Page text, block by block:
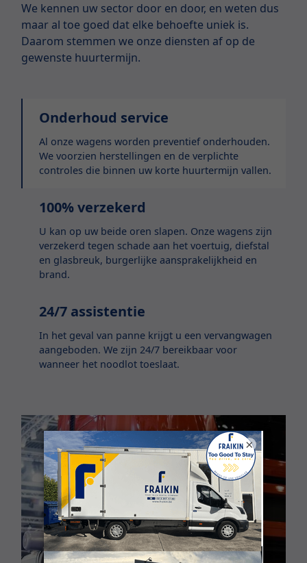
We kennen uw sector door en door, en weten dus
maar al toe goed dat elke behoefte uniek is.
Daarom stemmen we onze diensten af op de
gewenste huurtermijn.
Onderhoud service
Al onze wagens worden preventief onderhouden.
We voorzien herstellingen en de verplichte
controles die binnen uw korte huurtermijn vallen.
100% verzekerd
U kan op uw beide oren slapen. Onze wagens zijn
verzekerd tegen schade aan het voertuig, diefstal
en glasbreuk, burgerlijke aansprakelijkheid en
brand.
24/7 assistentie
In het geval van panne krijgt u een vervangwagen
aangeboden. We zijn 24/7 bereikbaar voor
wanneer het noodlot toeslaat.
×